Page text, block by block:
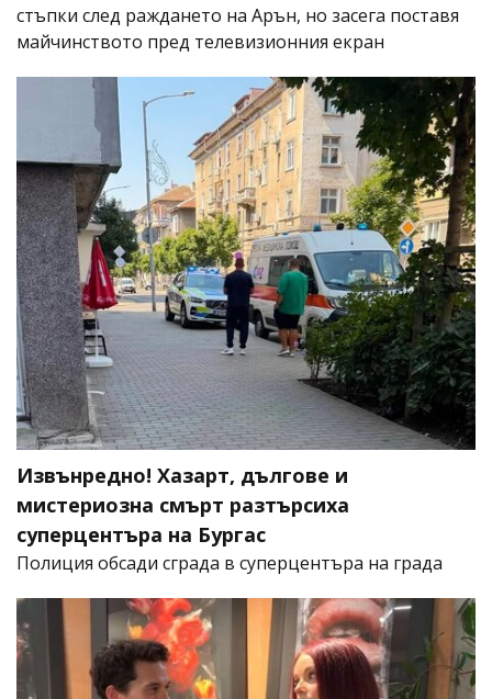
стъпки след раждането на Арън, но засега поставя
майчинството пред телевизионния екран
Извънредно! Хазарт, дългове и
мистериозна смърт разтърсиха
суперцентъра на Бургас
Полиция обсади сграда в суперцентъра на града